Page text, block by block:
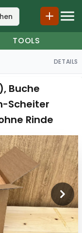
TOOLS
DETAILS
Buche
Scheiter
Rinde